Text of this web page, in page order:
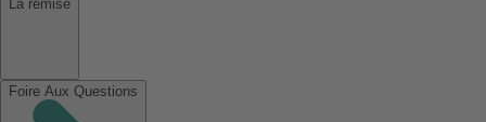
La remise
Foire Aux Questions